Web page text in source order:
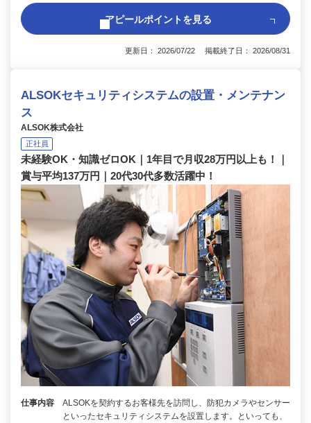
アピールポイントを見る
更新日： 2026/07/22 掲載終了日： 2026/08/31
ALSOKセキュリティシステムの設置・メンテナン
ス
ALSOK株式会社
正社員
未経験OK・知識ゼロOK｜1年目で月収28万円以上も！｜
賞与平均137万円｜20代30代多数活躍中！
仕事内容
ALSOKを契約するお客様先を訪問し、防犯カメラやセンサー
といったセキュリティシステムを設置します。といっても、